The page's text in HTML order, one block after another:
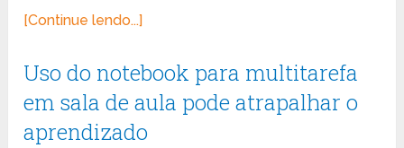
[Continue lendo...]
Uso do notebook para multitarefa
em sala de aula pode atrapalhar o
aprendizado